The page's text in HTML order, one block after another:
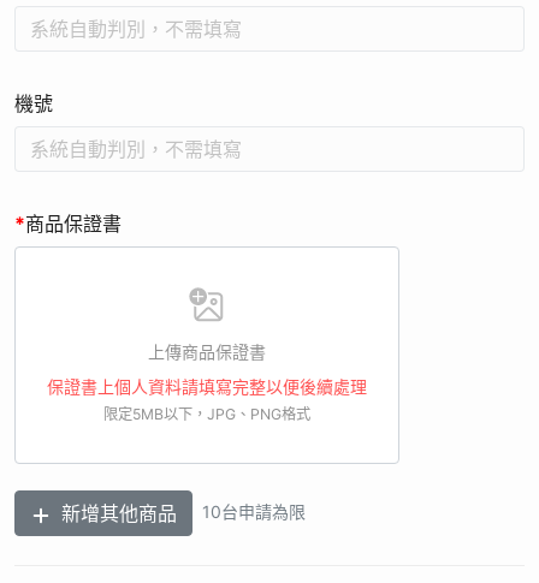
3. 本次活動贈品限寄送台、澎、金、馬。您同意並授權本公司得
為完成該活動贈品配送之需求及目的，將您所提供配送所需必要
業者，本公司將會善盡監督之責。
4. 本活動僅適用「台灣松下銷售股份有限公司」販售之上述指定
機種，其他商品、平行輸入之商品(水貨)恕不適用本活動。
於活動時間內完成不得要求補贈，且每台限一次贈品機會，依商
品保證書編號為準。
6. 活動登錄者保證所有填寫資料或提出之資料均為真實且正確，
無任何違法且未冒用或盜用任何第三人資料。任何不實或不符資
格者，「商品機號」、「保證書編號」非活動商品；或非活動期
間購買之商品的「商品機號」、「保證書編號」等，如經查證將
取消贈品資格，不另行公告。
須之保存期間（以期限最長者為準）。您的個人資料原則上僅會
以電子檔形式於我國境內供本公司作為辦理本活動之處理或利
用，不移作其他用途。
機號
*商品保證書
上傳商品保證書
保證書上個人資料請填寫完整以便後續處理
限定5MB以下，JPG、PNG格式
新增其他商品 10台申請為限